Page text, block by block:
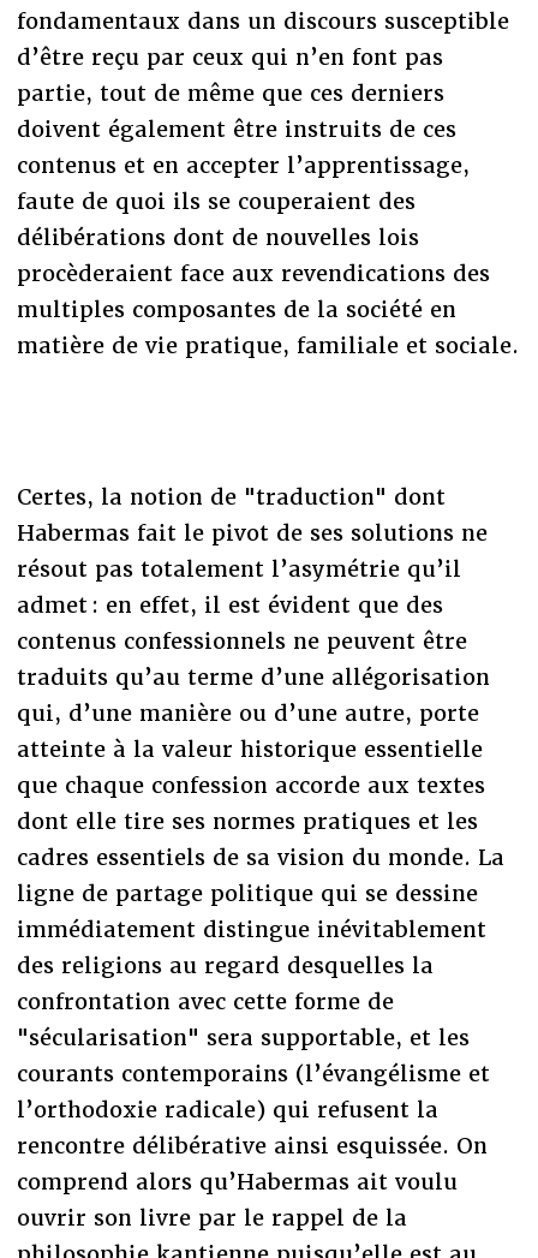
fondamentaux dans un discours susceptible
d’être reçu par ceux qui n’en font pas
partie, tout de même que ces derniers
doivent également être instruits de ces
contenus et en accepter l’apprentissage,
faute de quoi ils se couperaient des
délibérations dont de nouvelles lois
procèderaient face aux revendications des
multiples composantes de la société en
matière de vie pratique, familiale et sociale.
Certes, la notion de "traduction" dont
Habermas fait le pivot de ses solutions ne
résout pas totalement l’asymétrie qu’il
admet : en effet, il est évident que des
contenus confessionnels ne peuvent être
traduits qu’au terme d’une allégorisation
qui, d’une manière ou d’une autre, porte
atteinte à la valeur historique essentielle
que chaque confession accorde aux textes
dont elle tire ses normes pratiques et les
cadres essentiels de sa vision du monde. La
ligne de partage politique qui se dessine
immédiatement distingue inévitablement
des religions au regard desquelles la
confrontation avec cette forme de
"sécularisation" sera supportable, et les
courants contemporains (l’évangélisme et
l’orthodoxie radicale) qui refusent la
rencontre délibérative ainsi esquissée. On
comprend alors qu’Habermas ait voulu
ouvrir son livre par le rappel de la